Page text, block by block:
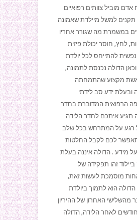
מוביל צוותים רפואיים
למשל מיילדת שאמונה
במשמרת מה שגורר אחריו
לחץ, חוסר יכולת פיזית
להתייחס לכל יולדת
הדולה נכנסת לתמונה,
אשת מקצוע שהתמחתה
ובעלת ידע סב לידתי
הרפואית המדוברת בחדר
תגיע איתכם לחדר הלידה
רגע על המתרחש בכל שלב
תאפשר לכם לקבל החלטות
מידע . הדולה איננה בעלת
ביילוד זהו תפקידה של
מוסמכת לעשות זאת,
הוא לתמוך ביולדת
מהשלישי האחרון של ההיריון
לאחר הלידה, הדולה